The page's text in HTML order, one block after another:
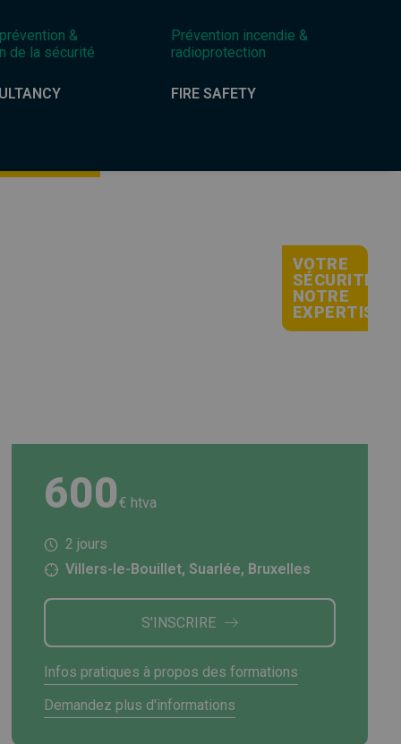
&
de la sécurité
Prévention incendie &
radioprotection
FIRE SAFETY
VOTRE
SÉCURITÉ,
NOTRE
EXPERTISE
600€ htva
2 jours
Villers-le-Bouillet, Suarlée, Bruxelles
S'INSCRIRE
Infos pratiques à propos des formations
Demandez plus d'informations